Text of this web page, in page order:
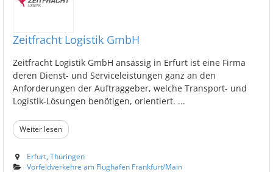
Zeitfracht Logistik GmbH
Zeitfracht Logistik GmbH ansässig in Erfurt ist eine Firma
deren Dienst- und Serviceleistungen ganz an den
Anforderungen der Auftraggeber, welche Transport- und
Logistik-Lösungen benötigen, orientiert. ...
Weiter lesen
Erfurt Thüringen
Vorfeldverkehre am Flughafen Frankfurt/Main